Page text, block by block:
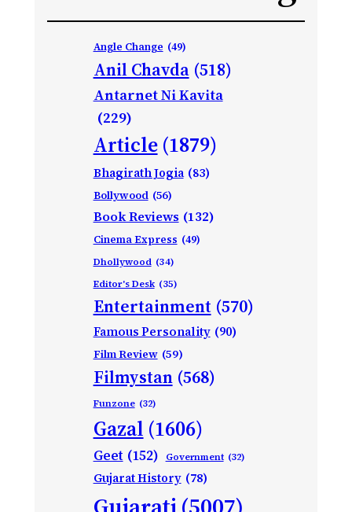
Angle Change (49)
Anil Chavda (518)
Antarnet Ni Kavita
(229)
Article (1879)
Bhagirath Jogia (83)
Bollywood (56)
Book Reviews (132)
Cinema Express (49)
Dhollywood (34)
Editor's Desk (35)
Entertainment (570)
Famous Personality (90)
Film Review (59)
Filmystan (568)
Funzone (32)
Gazal (1606)
Geet (152) Government (32)
Gujarat History (78)